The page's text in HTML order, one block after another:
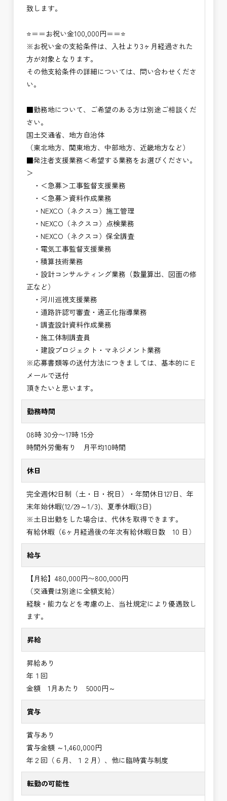
致します。
⭐＝＝お祝い金100,000円＝＝⭐
※お祝い金の支給条件は、入社より3ヶ月経過された
方が対象となります。
その他支給条件の詳細については、問い合わせくださ
い。
■勤務地について、ご希望のある方は別途ご相談くだ
さい。
国土交通省、地方自治体
（東北地方、関東地方、中部地方、近畿地方など）
■発注者支援業務＜希望する業務をお選びください。
＞
・＜急募＞工事監督支援業務
・＜急募＞資料作成業務
・NEXCO（ネクスコ）施工管理
・NEXCO（ネクスコ）点検業務
・NEXCO（ネクスコ）保全調査
・電気工事監督支援業務
・積算技術業務
・設計コンサルティング業務（数量算出、図面の修
正など）
・河川巡視支援業務
・道路許認可審査・適正化指導業務
・調査設計資料作成業務
・施工体制調査員
・建設プロジェクト・マネジメント業務
※応募書類等の送付方法につきましては、基本的にＥ
メールで送付
頂きたいと思います。
勤務時間
08時 30分〜17時 15分
時間外労働有り 月平均10時間
休日
完全週休2日制（土・日・祝日）・年間休日127日、年
末年始休暇(12/29～1/3)、夏季休暇(3日)
※土日出勤をした場合は、代休を取得できます。
有給休暇（6ヶ月経過後の年次有給休暇日数 10 日）
給与
【月給】480,000円〜800,000円
（交通費は別途に全額支給）
経験・能力などを考慮の上、当社規定により優遇致し
ます。
昇給
昇給あり
年１回
金額 1月あたり 5000円～
賞与
賞与あり
賞与金額 ～1,460,000円
年２回（６月、１２月）、他に臨時賞与制度
転勤の可能性